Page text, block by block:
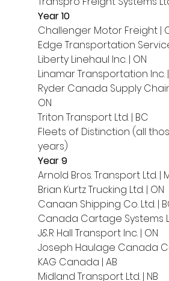
Year 10
Challenger Motor Freight |
Edge Transportation
Liberty Linehaul Inc. | ON
Linamar Transportation Inc.
Ryder Canada Supply
ON
Triton Transport Ltd. | BC
Fleets of Distinction (all
years)
Year 9
Arnold Bros. Transport Ltd. |
Brian Kurtz Trucking Ltd. | ON
Canaan Shipping Co. Ltd. |
Canada Cartage Systems
J&R Hall Transport Inc. | ON
Joseph Haulage Canada
KAG Canada | AB
Midland Transport Ltd. | NB